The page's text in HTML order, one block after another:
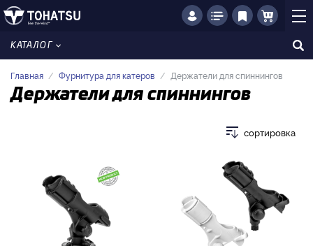
КАТАЛОГ
Главная Фурнитура для катеров Держатели для спиннингов
Держатели для спиннингов
сортировка